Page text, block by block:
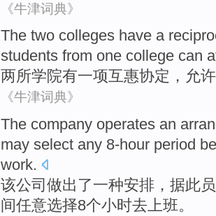
《牛津词典》
The two colleges have a
students from one college can
两所学院有一项互惠协定，允许
《牛津词典》
The company operates an
may select any 8-hour period
work.
该公司 做出 了一种安排 ， 据此
间任意选择8个小时去上班。